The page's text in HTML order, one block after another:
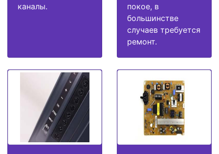
каналы.
покое, в
большинстве
случаев требуется
ремонт.